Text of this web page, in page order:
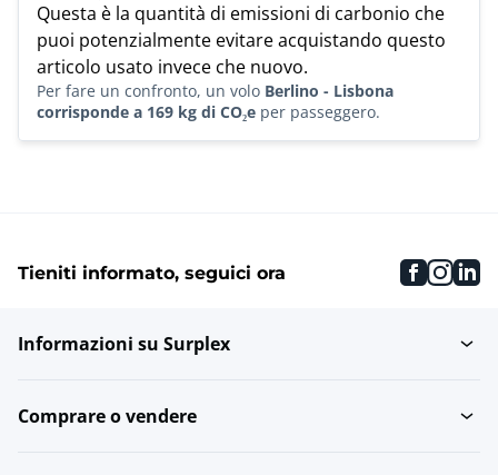
Questa è la quantità di emissioni di carbonio che
puoi potenzialmente evitare acquistando questo
articolo usato invece che nuovo.
Per fare un confronto, un volo Berlino - Lisbona
corrisponde a 169 kg di CO₂e per passeggero.
Tieniti informato, seguici ora
Informazioni su Surplex
Comprare o vendere